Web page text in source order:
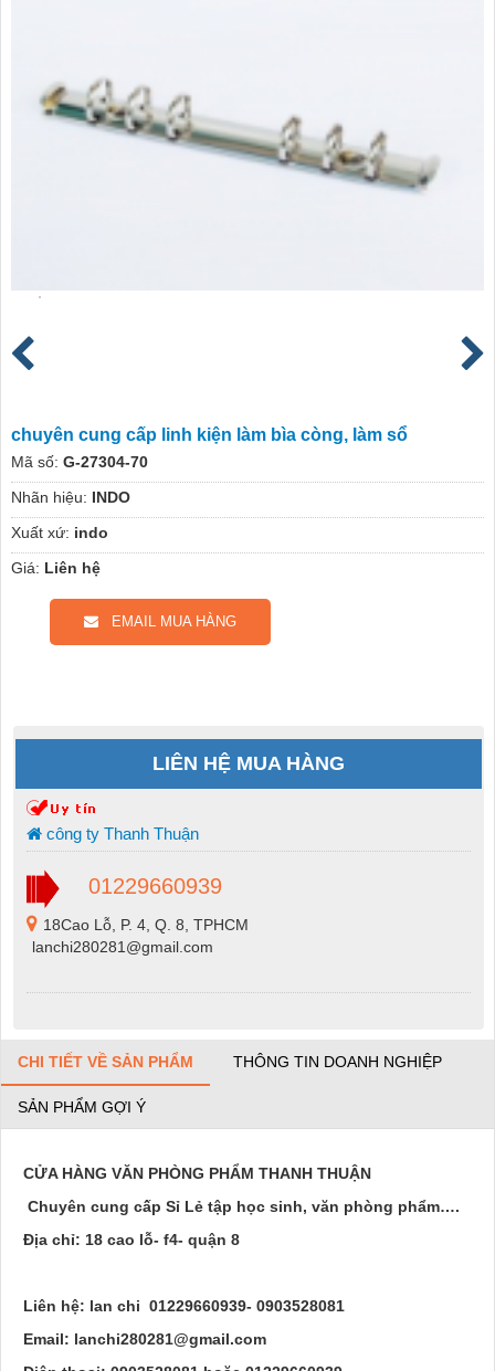
chuyên cung cấp linh kiện làm bìa còng, làm sổ
Mã số: G-27304-70
Nhãn hiệu: INDO
Xuất xứ: indo
Giá: Liên hệ
EMAIL MUA HÀNG
LIÊN HỆ MUA HÀNG
công ty Thanh Thuận
01229660939
18Cao Lỗ, P. 4, Q. 8, TPHCM
lanchi280281@gmail.com
CHI TIẾT VỀ SẢN PHẨM THÔNG TIN DOANH NGHIỆP
SẢN PHẨM GỢI Ý
CỬA HÀNG VĂN PHÒNG PHẨM THANH THUẬN
Chuyên cung cấp Sỉ Lẻ tập học sinh, văn phòng phẩm….
Địa chỉ: 18 cao lỗ- f4- quận 8
Liên hệ: lan chi 01229660939- 0903528081
Email: lanchi280281@gmail.com